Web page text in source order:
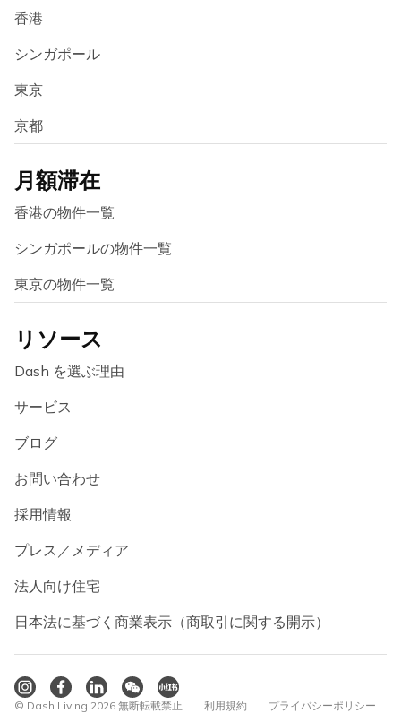
香港
シンガポール
東京
京都
月額滞在
香港の物件一覧
シンガポールの物件一覧
東京の物件一覧
リソース
Dash を選ぶ理由
サービス
ブログ
お問い合わせ
採用情報
プレス／メディア
法人向け住宅
日本法に基づく商業表示（商取引に関する開示）
© Dash Living 2026 無断転載禁止 利用規約 プライバシーポリシー